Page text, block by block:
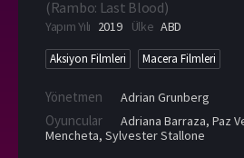
(Rambo: Last Blood)
Yapım Yılı 2019 Ülke ABD
Aksiyon Filmleri Macera Filmleri
Yönetmen Adrian Grunberg
Oyuncular Adriana Barraza, Paz
Mencheta, Sylvester Stallone